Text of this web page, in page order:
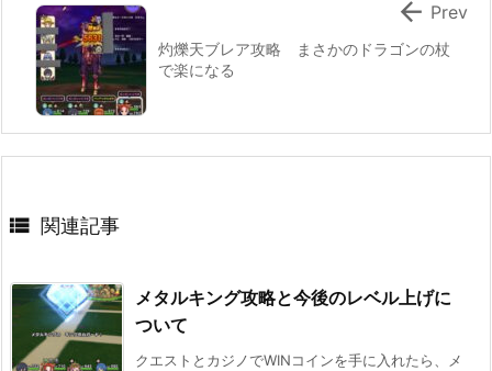
灼爍天ブレア攻略 まさかのドラゴンの杖
で楽になる
 Prev
 関連記事
メタルキング攻略と今後のレベル上げに
ついて
クエストとカジノでWINコインを手に入れたら、メ